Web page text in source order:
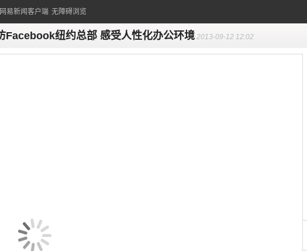
易新闻客户端 无障碍浏览
Facebook纽约总部 感受人性化办公环境 2013-09-12 12:02